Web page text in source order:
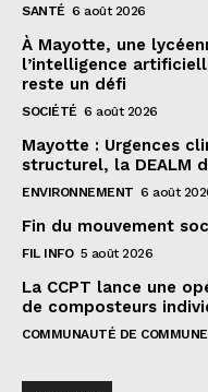
SANTÉ 6 août 2026
À Mayotte, une
l’intelligence
reste un défi
SOCIÉTÉ 6 août 2026
Mayotte : Urgences
structurel, la DEALM
ENVIRONNEMENT 6 août
Fin du mouvement
FIL INFO 5 août 2026
La CCPT lance une
de composteurs
COMMUNAUTÉ DE